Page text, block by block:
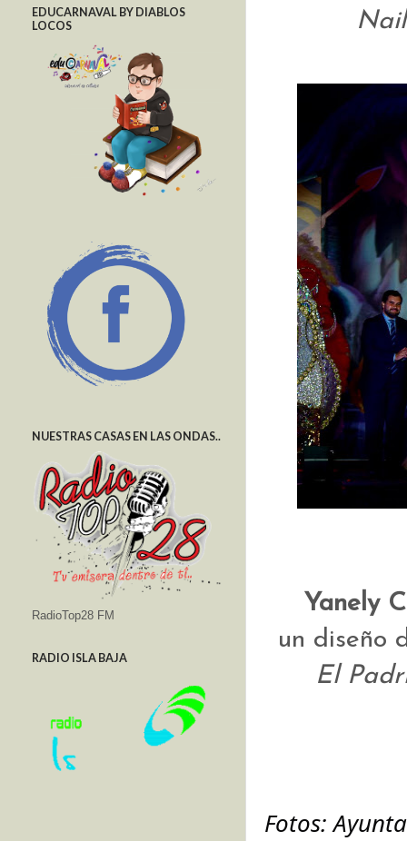
Yanely
un diseño
El
Fotos:
EDUCARNAVAL BY DIABLOS
LOCOS
NUESTRAS CASAS EN LAS ONDAS..
RadioTop28 FM
RADIO ISLA BAJA